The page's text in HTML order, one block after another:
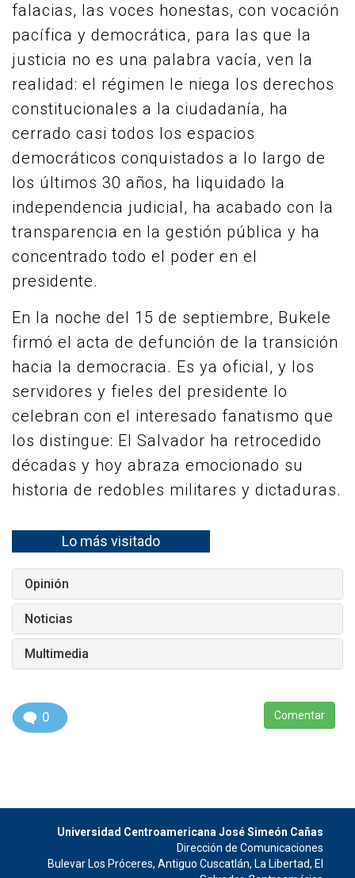
falacias, las voces honestas, con vocación
pacífica y democrática, para las que la
justicia no es una palabra vacía, ven la
realidad: el régimen le niega los derechos
constitucionales a la ciudadanía, ha
cerrado casi todos los espacios
democráticos conquistados a lo largo de
los últimos 30 años, ha liquidado la
independencia judicial, ha acabado con la
transparencia en la gestión pública y ha
concentrado todo el poder en el
presidente.
En la noche del 15 de septiembre, Bukele
firmó el acta de defunción de la transición
hacia la democracia. Es ya oficial, y los
servidores y fieles del presidente lo
celebran con el interesado fanatismo que
los distingue: El Salvador ha retrocedido
décadas y hoy abraza emocionado su
historia de redobles militares y dictaduras.
Lo más visitado
Opinión
Noticias
Multimedia
0 Comentar
Universidad Centroamericana José Simeón Cañas
Dirección de Comunicaciones
Bulevar Los Próceres, Antiguo Cuscatlán, La Libertad, El